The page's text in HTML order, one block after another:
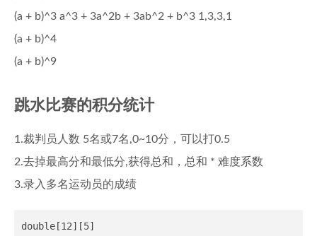
(a + b)^3 a^3 + 3a^2b + 3ab^2 + b^3 1,3,3,1
(a + b)^4
(a + b)^9
跳水比赛的积分统计
1.裁判员人数 5名或7名,0~10分，可以打0.5
2.去掉最高分和最低分,获得总和，总和 * 难度系数
3.录入多名运动员的成绩
double[12][5]